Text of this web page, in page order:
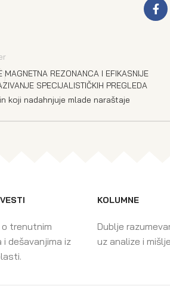
MAGNETNA REZONANCA I EFIKASNIJE
SPECIJALISTIČKIH PREGLEDA
koji nadahnjuje mlade naraštaje
trenutnim
i dešavanjima iz
KOLUMNE
Dublje
uz analize i